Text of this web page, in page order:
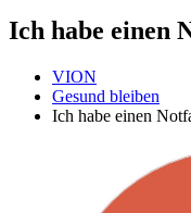
Ich habe einen
VION
Gesund bleiben
Ich habe einen